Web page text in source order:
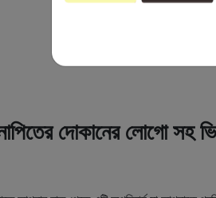
দোকানের লোগো সহ